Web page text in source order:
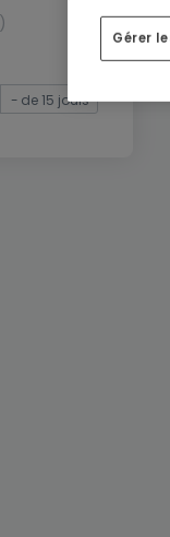
- de 15 jours
Gérer